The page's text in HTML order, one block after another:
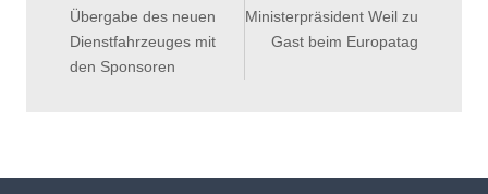
Übergabe des neuen
Dienstfahrzeuges mit
den Sponsoren
Ministerpräsident Weil zu
Gast beim Europatag